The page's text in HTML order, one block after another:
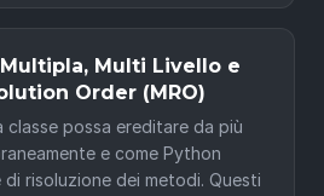
Multi Livello e
Order (MRO)
classe possa ereditare da più
e come Python
di risoluzione dei metodi. Questi